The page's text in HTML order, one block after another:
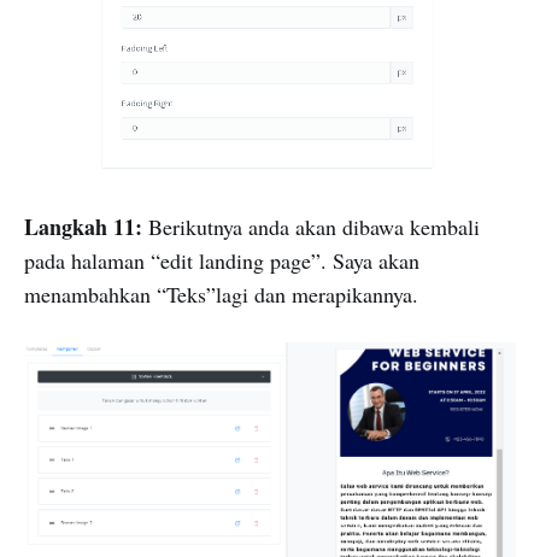
Langkah 11: Berikutnya anda akan dibawa kembali
pada halaman “edit landing page”. Saya akan
menambahkan “Teks”lagi dan merapikannya.